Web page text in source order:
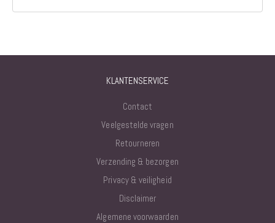
KLANTENSERVICE
Contact
Veelgestelde vragen
Retourneren
Verzending & bezorgen
Privacy & veiligheid
Disclaimer
Algemene voorwaarden